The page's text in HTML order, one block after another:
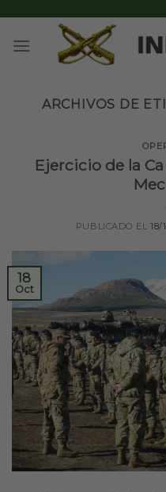
content
ARCHIVOS DE
Ejercicio de la Ca
PUBLICADO EL18/
18
Oct